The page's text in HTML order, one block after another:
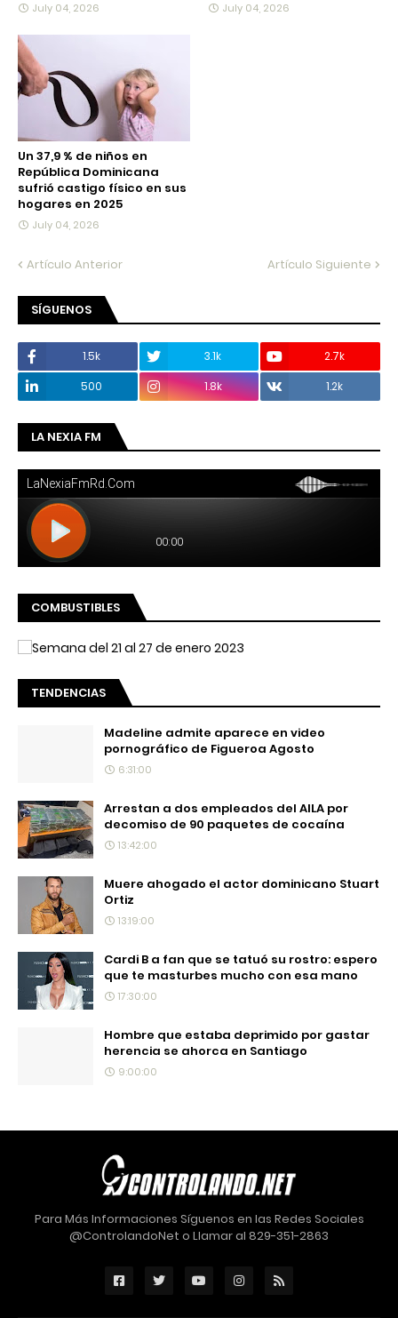
July 04, 2026 July 04, 2026
Un 37,9 % de niños en
República Dominicana
sufrió castigo físico en sus
hogares en 2025
July 04, 2026
Artículo Anterior Artículo Siguiente
SÍGUENOS
1.5k 3.1k
2.7k
500
1.8k 1.2k
LA NEXIA FM
COMBUSTIBLES
TENDENCIAS
Madeline admite aparece en video
pornográfico de Figueroa Agosto
6:31:00
Arrestan a dos empleados del AILA por
decomiso de 90 paquetes de cocaína
13:42:00
Muere ahogado el actor dominicano Stuart
Ortiz
13:19:00
Cardi B a fan que se tatuó su rostro: espero
que te masturbes mucho con esa mano
17:30:00
Hombre que estaba deprimido por gastar
herencia se ahorca en Santiago
9:00:00
Para Más Informaciones Síguenos en las Redes Sociales
@ControlandoNet o Llamar al 829-351-2863